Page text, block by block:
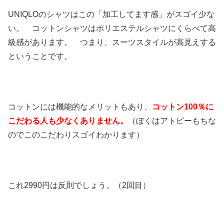
UNIQLOのシャツはこの「加工してます感」がスゴイ少な
い。 コットンシャツはポリエステルシャツにくらべて高
級感があります。 つまり、スーツスタイルが高見えする
ということです。
コットンには機能的なメリットもあり、
コットン100％に
こだわる人も少なくありません。
（ぼくはアトピーもちな
のでこのこだわりスゴイわかります）
これ2990円は反則でしょう。（2回目）